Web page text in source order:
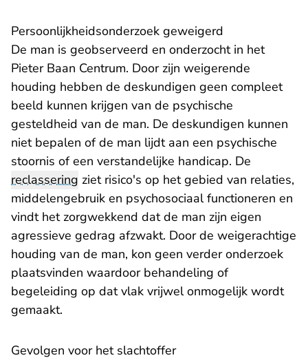
Persoonlijkheidsonderzoek geweigerd
De man is geobserveerd en onderzocht in het
Pieter Baan Centrum. Door zijn weigerende
houding hebben de deskundigen geen compleet
beeld kunnen krijgen van de psychische
gesteldheid van de man. De deskundigen kunnen
niet bepalen of de man lijdt aan een psychische
stoornis of een verstandelijke handicap. De
reclassering ziet risico's op het gebied van relaties,
middelengebruik en psychosociaal functioneren en
vindt het zorgwekkend dat de man zijn eigen
agressieve gedrag afzwakt. Door de weigerachtige
houding van de man, kon geen verder onderzoek
plaatsvinden waardoor behandeling of
begeleiding op dat vlak vrijwel onmogelijk wordt
gemaakt.
Gevolgen voor het slachtoffer